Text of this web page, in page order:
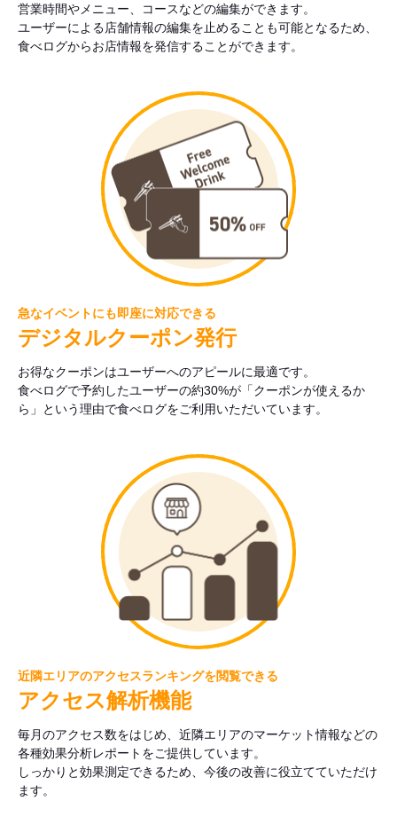
営業時間やメニュー、コースなどの編集ができます。
ユーザーによる店舗情報の編集を止めることも可能となるため、
食べログからお店情報を発信することができます。
急なイベントにも即座に対応できる
デジタルクーポン発行
お得なクーポンはユーザーへのアピールに最適です。
食べログで予約したユーザーの約30%が「クーポンが使えるか
ら」という理由で食べログをご利用いただいています。
近隣エリアのアクセスランキングを閲覧できる
アクセス解析機能
毎月のアクセス数をはじめ、近隣エリアのマーケット情報などの
各種効果分析レポートをご提供しています。
しっかりと効果測定できるため、今後の改善に役立てていただけ
ます。